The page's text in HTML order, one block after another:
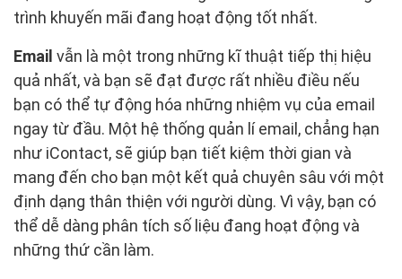
trình khuyến mãi đang hoạt động tốt nhất.
Email vẫn là một trong những kĩ thuật tiếp thị hiệu
quả nhất, và bạn sẽ đạt được rất nhiều điều nếu
bạn có thể tự động hóa những nhiệm vụ của email
ngay từ đầu. Một hệ thống quản lí email, chẳng hạn
như iContact, sẽ giúp bạn tiết kiệm thời gian và
mang đến cho bạn một kết quả chuyên sâu với một
định dạng thân thiện với người dùng. Vì vậy, bạn có
thể dễ dàng phân tích số liệu đang hoạt động và
những thứ cần làm.